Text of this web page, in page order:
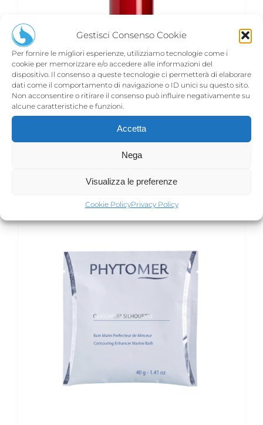
Gestisci Consenso Cookie
Per fornire le migliori esperienze, utilizziamo tecnologie come i
cookie per memorizzare e/o accedere alle informazioni del
dispositivo. Il consenso a queste tecnologie ci permetterà di elaborare
dati come il comportamento di navigazione o ID unici su questo sito.
Non acconsentire o ritirare il consenso può influire negativamente su
alcune caratteristiche e funzioni.
Accetta
Nega
Visualizza le preferenze
Cookie PolicyPrivacy Policy
LOTION P5